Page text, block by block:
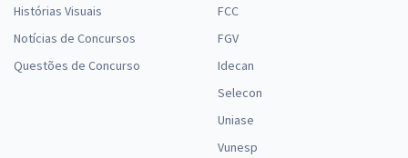
Histórias Visuais
Notícias de Concursos
Questões de Concurso
FCC
FGV
Idecan
Selecon
Uniase
Vunesp